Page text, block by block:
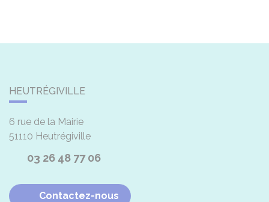
HEUTRÉGIVILLE
6 rue de la Mairie
51110 Heutrégiville
03 26 48 77 06
Contactez-nous